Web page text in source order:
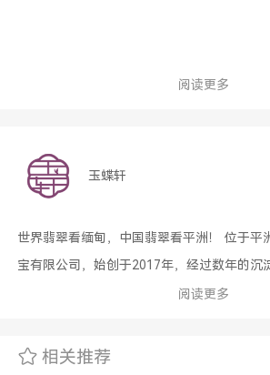
阅读更多
玉蝶轩
世界翡翠看缅甸，中国翡翠看平洲！ 位于平
宝有限公司，始创于2017年，经过数年的沉
着自己的玉器造型和雕琢技术，更赋予了“玉
念！ 切、磨、琢、做挂件，做摆件，只有想
阅读更多
相关推荐